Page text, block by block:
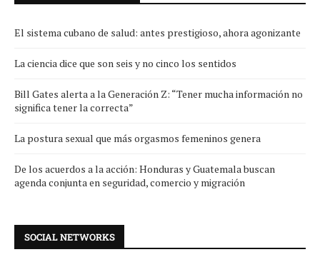
El sistema cubano de salud: antes prestigioso, ahora agonizante
La ciencia dice que son seis y no cinco los sentidos
Bill Gates alerta a la Generación Z: “Tener mucha información no
significa tener la correcta”
La postura sexual que más orgasmos femeninos genera
De los acuerdos a la acción: Honduras y Guatemala buscan
agenda conjunta en seguridad, comercio y migración
SOCIAL NETWORKS